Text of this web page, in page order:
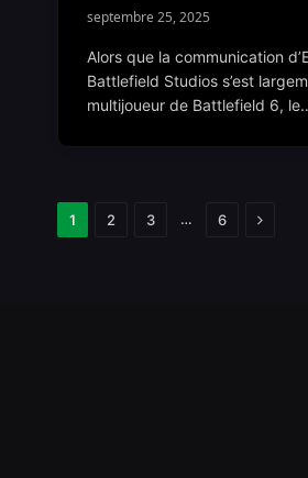
septembre 25, 2025
Alors que la communication
Battlefield Studios s’est
multijoueur de Battlefield 6,
1 2 3 … 6 Next